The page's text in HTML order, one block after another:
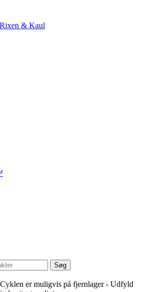
& Kaul
Søg
Cyklen er muligvis på fjernlager - Udfyld